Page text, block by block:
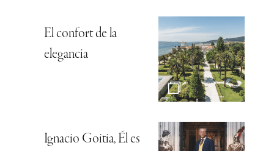
El confort de la
elegancia
Ignacio Goitia, Él es